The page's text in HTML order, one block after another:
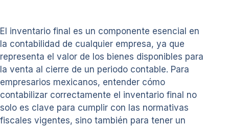
El inventario final es un componente esencial en
la contabilidad de cualquier empresa, ya que
representa el valor de los bienes disponibles para
la venta al cierre de un periodo contable. Para
empresarios mexicanos, entender cómo
contabilizar correctamente el inventario final no
solo es clave para cumplir con las normativas
fiscales vigentes, sino también para tener un